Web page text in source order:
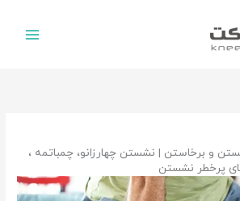
و برخاستن | نشستن چهارزانو، چمباتمه ،
پرخطر نشستن